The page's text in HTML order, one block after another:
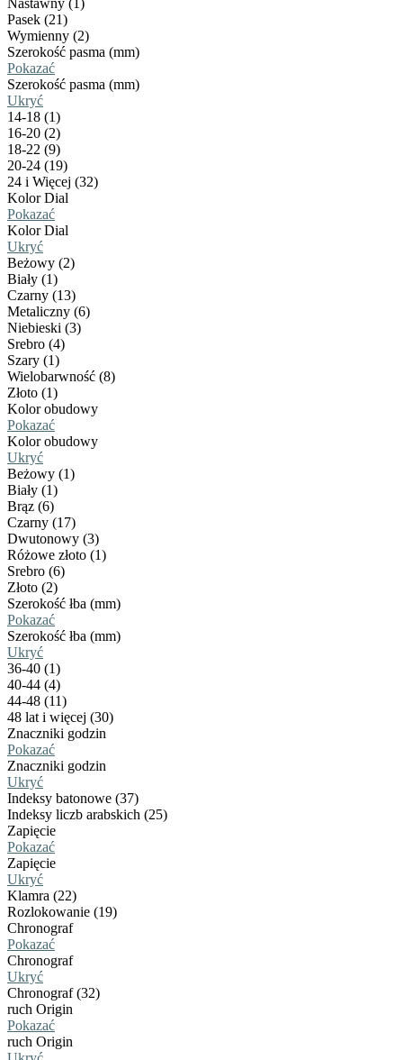
Nastawny (1)
Pasek (21)
Wymienny (2)
Szerokość pasma (mm)
Pokazać
Szerokość pasma (mm)
Ukryć
14-18 (1)
16-20 (2)
18-22 (9)
20-24 (19)
24 i Więcej (32)
Kolor Dial
Pokazać
Kolor Dial
Ukryć
Beżowy (2)
Biały (1)
Czarny (13)
Metaliczny (6)
Niebieski (3)
Srebro (4)
Szary (1)
Wielobarwność (8)
Złoto (1)
Kolor obudowy
Pokazać
Kolor obudowy
Ukryć
Beżowy (1)
Biały (1)
Brąz (6)
Czarny (17)
Dwutonowy (3)
Różowe złoto (1)
Srebro (6)
Złoto (2)
Szerokość łba (mm)
Pokazać
Szerokość łba (mm)
Ukryć
36-40 (1)
40-44 (4)
44-48 (11)
48 lat i więcej (30)
Znaczniki godzin
Pokazać
Znaczniki godzin
Ukryć
Indeksy batonowe (37)
Indeksy liczb arabskich (25)
Zapięcie
Pokazać
Zapięcie
Ukryć
Klamra (22)
Rozlokowanie (19)
Chronograf
Pokazać
Chronograf
Ukryć
Chronograf (32)
ruch Origin
Pokazać
ruch Origin